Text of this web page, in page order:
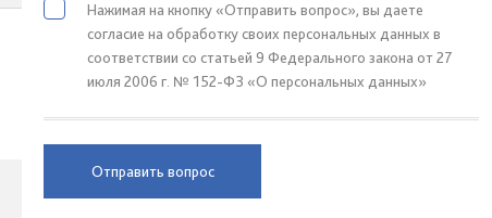
Нажимая на кнопку «Отправить вопрос», вы даете
согласие на обработку своих персональных данных в
соответствии со статьей 9 Федерального закона от 27
июля 2006 г. № 152-ФЗ «О персональных данных»
Отправить вопрос